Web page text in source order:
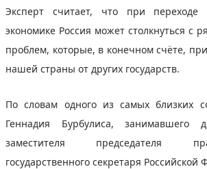
Эксперт считает, что при переходе
экономике Россия может столкнуться с
проблем, которые, в конечном счёте,
нашей страны от других государств.
По словам одного из самых близких
Геннадия Бурбулиса, занимавшего
заместителя председателя
государственного секретаря Российской